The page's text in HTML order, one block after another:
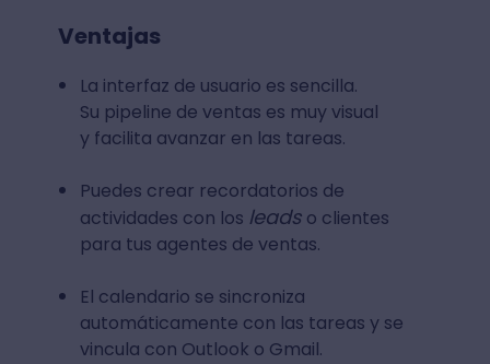
Ventajas
La interfaz de usuario es sencilla.
Su pipeline de ventas es muy visual
y facilita avanzar en las tareas.
Puedes crear recordatorios de
actividades con los leads o clientes
para tus agentes de ventas.
El calendario se sincroniza
automáticamente con las tareas y se
vincula con Outlook o Gmail.